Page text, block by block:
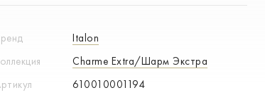
Italon
Charme Extra/Шарм Экстра
610010001194